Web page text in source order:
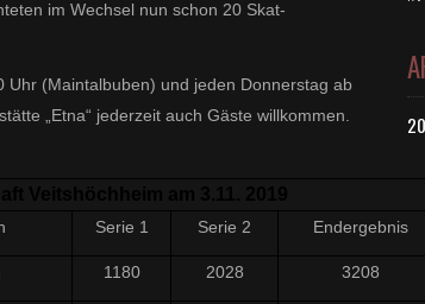
im Wechsel nun schon 20 Skat-
(Maintalbuben) und jeden Donnerstag ab
„Etna“ jederzeit auch Gäste willkommen.
Serie 1 Serie 2 Endergebnis
1180 2028 3208